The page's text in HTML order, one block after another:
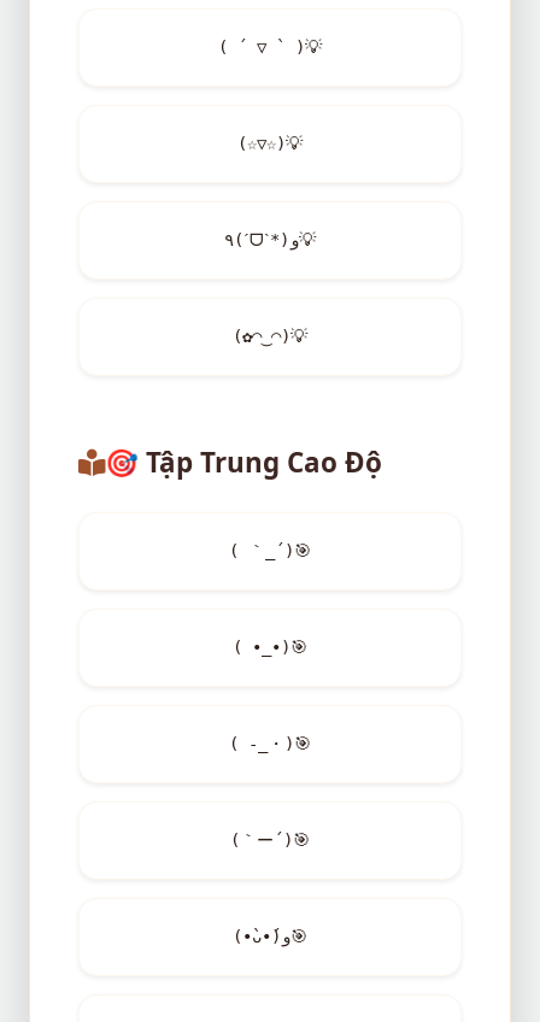
( ´ ▽ ` )💡
(☆▽☆)💡
٩(ˊᗜˋ*)و💡
(✿◠‿◠)💡
🎯 Tập Trung Cao Độ
( ｀_´)🎯
( •_•)🎯
( -_・)🎯
(｀ー´)🎯
(•̀ᴗ•́)و🎯